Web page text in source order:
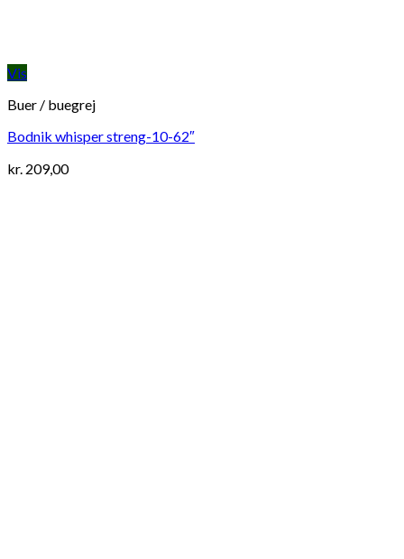
Vis
Buer / buegrej
Bodnik whisper streng-10-62″
kr. 209,00